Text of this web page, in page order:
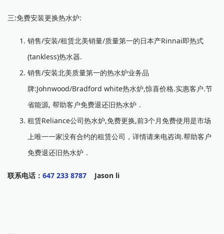
三:免费安装更换热水炉:
销售/安装/租赁北美销量/质量第一的日本产Rinnai即热式
(tankless)热水器.
销售/安装北美质量第一的热水炉业务品
牌:Johnwood/Bradford white热水炉,惊喜价格.实惠客户.节
省能源, 帮助客户免费退还旧热水炉．
租赁Reliance公司热水炉,免费更换,前3个月免费使用是市场
上唯一一家没有合约的租赁公司，详情请来电咨询.帮助客户
免费退还旧热水炉．
联系电话： 647 233 8787 Jason li